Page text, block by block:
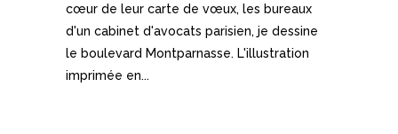
cœur de leur carte de vœux, les bureaux
d'un cabinet d'avocats parisien, je dessine
le boulevard Montparnasse. L'illustration
imprimée en...